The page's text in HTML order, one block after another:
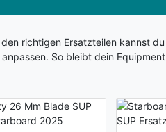
richtigen Ersatzteilen kannst
So bleibt dein